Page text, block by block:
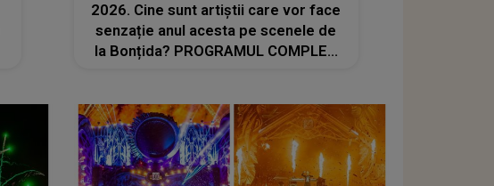
2026. Cine sunt artiștii care vor face
senzație anul acesta pe scenele de
la Bonțida? PROGRAMUL COMPLET